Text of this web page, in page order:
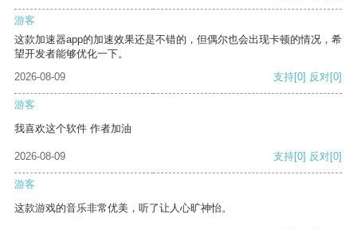
游客
这款加速器app的加速效果还是不错的，但偶尔也会出现卡顿的情况，希
望开发者能够优化一下。
2026-08-09
支持[0] 反对[0]
游客
我喜欢这个软件 作者加油
2026-08-09 支持[0] 反对[0]
游客
这款游戏的音乐非常优美，听了让人心旷神怡。